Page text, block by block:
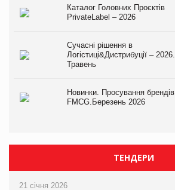
Каталог Головних Проєктів
PrivateLabel – 2026
Сучасні рішення в
Логістиці&Дистрибуції – 2026.
Травень
Новинки. Просування брендів
FMCG.Березень 2026
ТЕНДЕРИ
21 січня 2026